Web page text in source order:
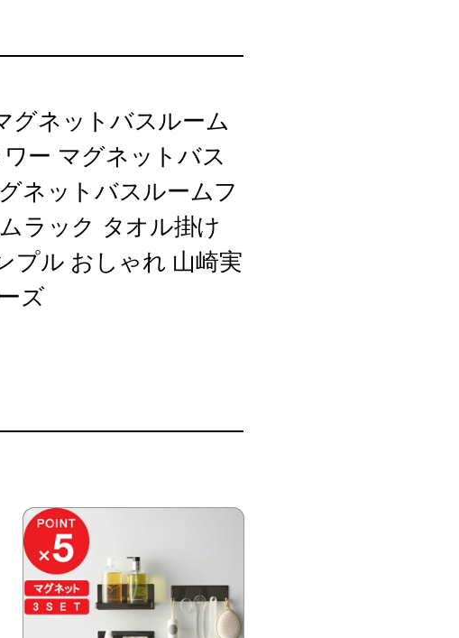
グネットバスルーム
ー マグネットバス
ネットバスルームフ
ラック タオル掛け
プル おしゃれ 山崎実
ズ